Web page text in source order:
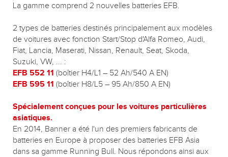
La gamme comprend 2 nouvelles batteries EFB.
2 types de batteries destinés principalement aux modèles
de voitures avec fonction Start/Stop d'Alfa Romeo, Audi,
Fiat, Lancia, Maserati, Nissan, Renault, Seat, Skoda,
Suzuki, VW, ... :
EFB 552 11 (boîtier H4/L1 – 52 Ah/540 A EN)
EFB 595 11 (boîtier H8/L5 – 95 Ah/850 A EN)
Spécialement conçues pour les voitures particulières
asiatiques.
En 2014, Banner a été l'un des premiers fabricants de
batteries en Europe à proposer des batteries EFB Asia
dans sa gamme Running Bull. Nous répondons ainsi aux